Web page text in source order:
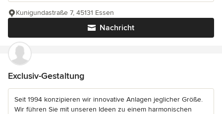
Nachricht
Kunigundastraße 7, 45131 Essen
Exclusiv-Gestaltung
Seit 1994 konzipieren wir innovative Anlagen jeglicher Größe.
Wir führen Sie mit unseren Ideen zu einem harmonischen